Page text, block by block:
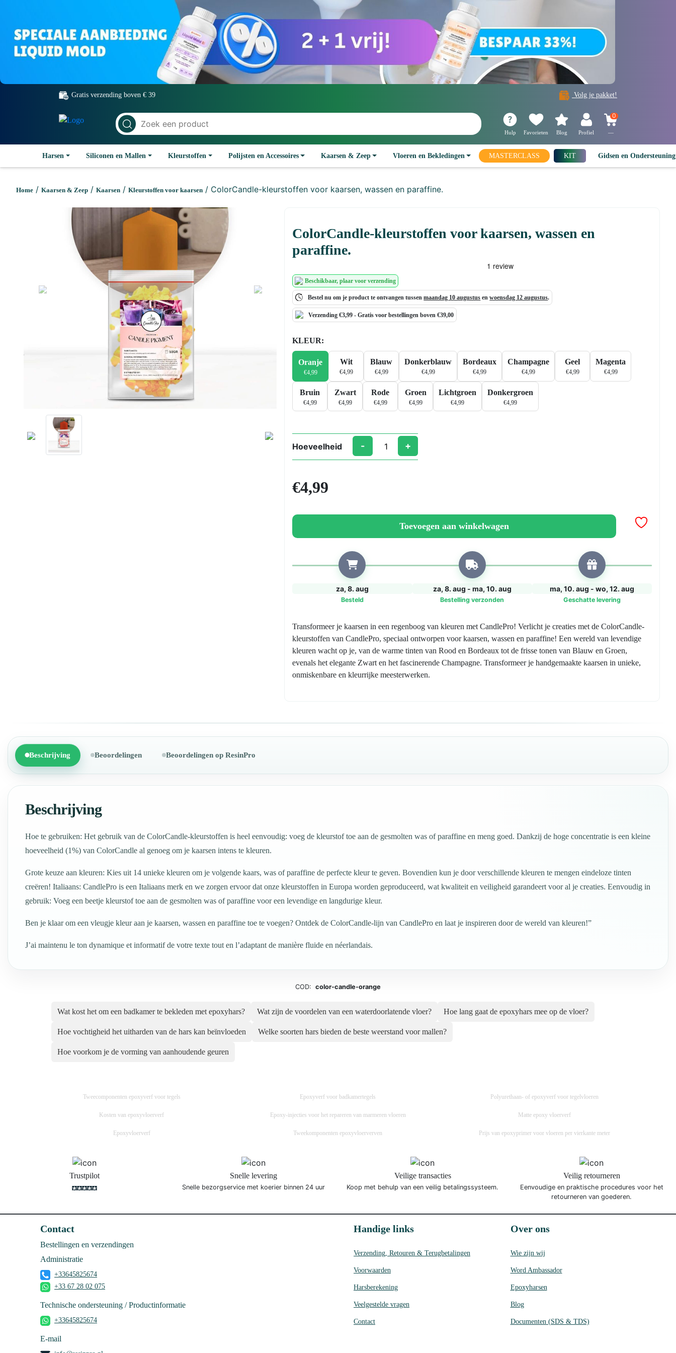
Gratis verzending boven € 39 Volg je pakket!
Hulp Favorieten Blog Profiel
0
—
Harsen Siliconen en Mallen Kleurstoffen Polijsten en Accessoires Kaarsen & Zeep Vloeren en Bekledingen MASTERCLASS KIT Gidsen en
Home / Kaarsen & Zeep / Kaarsen / Kleurstoffen voor kaarsen / ColorCandle-kleurstoffen voor kaarsen, wassen en paraffine.
Previous Next
ColorCandle-kleurstoffen voor kaarsen, wassen en
paraffine.
Beschikbaar, plaar voor verzending
Bestel nu om je product te ontvangen tussenmaandag 10 augustus enwoensdag 12 augustus.
Verzending €3,99 -Gratisvoor bestellingen boven €39,00
KLEUR:
Oranje
€4,99
Wit
€4,99
Blauw
€4,99
Donkerblauw
€4,99
Bordeaux
€4,99
Champagne
€4,99
Geel
€4,99
Magenta
€4,99
Bruin
€4,99
Zwart
€4,99
Rode
€4,99
Groen
€4,99
Lichtgroen
€4,99
Donkergroen
€4,99
Hoeveelheid
ColorCandle-
kaarsen,
aantal
- +
€4,99
Toevoegen aan winkelwagen
za, 8. aug
Besteld
za, 8. aug - ma, 10. aug
Bestelling verzonden
ma, 10. aug - wo, 12. aug
Geschatte levering
Transformeer je kaarsen in een regenboog van kleuren met CandlePro! Verlicht je creaties met de ColorCandle-
kleurstoffen van CandlePro, speciaal ontworpen voor kaarsen, wassen en paraffine! Een wereld van levendige
kleuren wacht op je, van de warme tinten van Rood en Bordeaux tot de frisse tonen van Blauw en Groen,
evenals het elegante Zwart en het fascinerende Champagne. Transformeer je handgemaakte kaarsen in unieke,
onmiskenbare en kleurrijke meesterwerken.
Beschrijving Beoordelingen Beoordelingen op ResinPro
Beschrijving
Hoe te gebruiken: Het gebruik van de ColorCandle-kleurstoffen is heel eenvoudig: voeg de kleurstof toe aan de gesmolten was of paraffine en meng goed. Dankzij de hoge concentratie is een kleine
hoeveelheid (1%) van ColorCandle al genoeg om je kaarsen intens te kleuren.
Grote keuze aan kleuren: Kies uit 14 unieke kleuren om je volgende kaars, was of paraffine de perfecte kleur te geven. Bovendien kun je door verschillende kleuren te mengen eindeloze tinten
creëren! Italiaans: CandlePro is een Italiaans merk en we zorgen ervoor dat onze kleurstoffen in Europa worden geproduceerd, wat kwaliteit en veiligheid garandeert voor al je creaties. Eenvoudig in
gebruik: Voeg een beetje kleurstof toe aan de gesmolten was of paraffine voor een levendige en langdurige kleur.
Ben je klaar om een vleugje kleur aan je kaarsen, wassen en paraffine toe te voegen? Ontdek de ColorCandle-lijn van CandlePro en laat je inspireren door de wereld van kleuren!”
J’ai maintenu le ton dynamique et informatif de votre texte tout en l’adaptant de manière fluide en néerlandais.
COD: color-candle-orange
Wat kost het om een badkamer te bekleden met epoxyhars? Wat zijn de voordelen van een waterdoorlatende vloer? Hoe lang gaat de epoxyhars mee op de vloer?
Hoe vochtigheid het uitharden van de hars kan beïnvloeden Welke soorten hars bieden de beste weerstand voor mallen?
Hoe voorkom je de vorming van aanhoudende geuren
Tweecomponenten epoxyverf voor tegels Epoxyverf voor badkamertegels Polyurethaan- of epoxyverf voor tegelvloeren
Kosten van epoxyvloerverf Epoxy-injecties voor het repareren van marmeren vloeren Matte epoxy vloerverf
Epoxyvloerverf Tweekomponenten epoxyvloerverven Prijs van epoxyprimer voor vloeren per vierkante meter
Trustpilot Snelle levering
Snelle bezorgservice met koerier binnen 24 uur
Veilige transacties
Koop met behulp van een veilig betalingssysteem.
Veilig retourneren
Eenvoudige en praktische procedures voor het
retourneren van goederen.
Contact
Bestellingen en verzendingen
Administratie
+33645825674
+33 67 28 02 075
Technische ondersteuning / Productinformatie
+33645825674
E-mail
Handige links
Verzending, Retouren & Terugbetalingen
Voorwaarden
Harsberekening
Veelgestelde vragen
Contact
Over ons
Wie zijn wij
Word Ambassador
Epoxyharsen
Blog
Documenten (SDS & TDS)